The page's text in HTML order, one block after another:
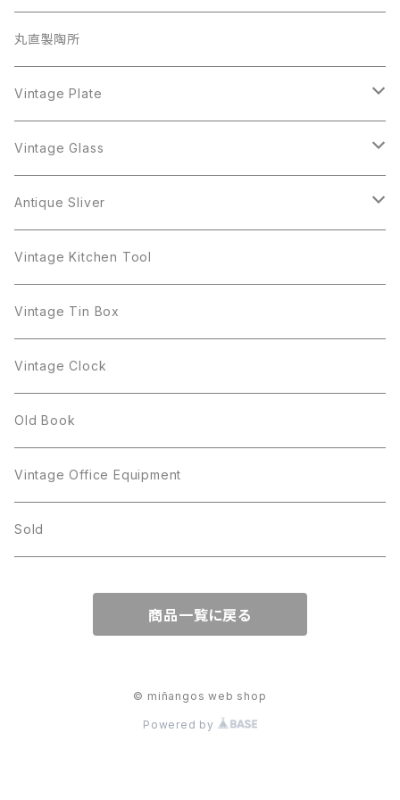
BSK
Cerrito
Gerry's
Giovanni
GOLD CROWN
Kramer
JJ
L.RAZZA
Sarah Coventry
植物モチーフ
Trifari
Sarah Coventry
BSK
Coro
Crown Trifari
Danecraft
Gerry's
Giovanni
GOLD CROWN
JJ
Kramer
L.RAZZA
Sarah Coventry
Richelieu
W.Gemany
植物モチーフ
BSK
STAR
Napier
Richelieu
Rhinestone
Sarah Coventry
STAR
Trifari
iittala
arcopal
CupSaucer
BAVARIA
Antique Silver
Milk Pot
Pot
Mag Cup
Vase
Plate
Figgjo
BILTONS
Spoon
Silver
BAVARIA
Mosa
arcopal
丸直製陶所
Vintage Plate
Figgjo
BILTONS
Vintage Glass
iittala
Luminarc
arcoroc
arcopal
Antique Sliver
Pot
Milk Pot
Spoon
cup
Vintage Kitchen Tool
Vintage Tin Box
Vintage Clock
Old Book
Vintage Office Equipment
Sold
商品一覧に戻る
© miñangos web shop
Powered by